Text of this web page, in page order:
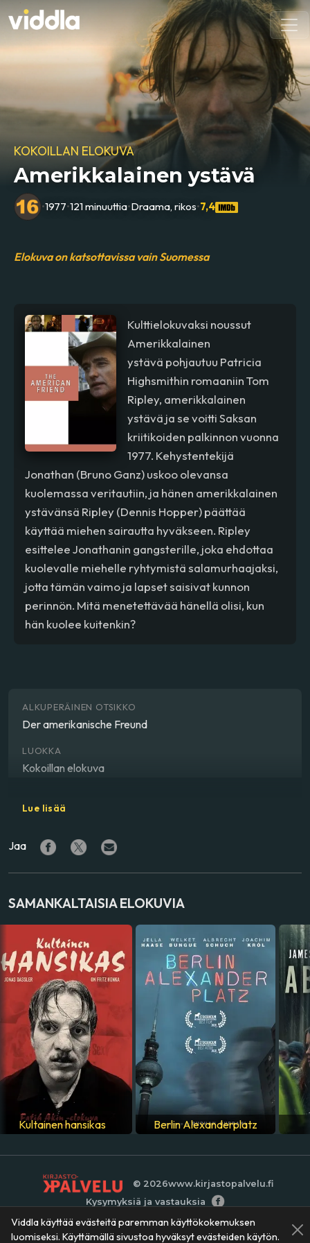
KOKOILLAN ELOKUVA
Amerikkalainen ystävä
•1977•121 minuuttia•Draama, rikos•7,4
Elokuva on katsottavissa vain Suomessa
Kulttielokuvaksi noussut
Amerikkalainen
ystävä pohjautuu Patricia
Highsmithin romaaniin Tom
Ripley, amerikkalainen
ystävä ja se voitti Saksan
kriitikoiden palkinnon vuonna
1977. Kehystentekijä
Jonathan (Bruno Ganz) uskoo olevansa
kuolemassa veritautiin, ja hänen amerikkalainen
ystävänsä Ripley (Dennis Hopper) päättää
käyttää miehen sairautta hyväkseen. Ripley
esittelee Jonathanin gangsterille, joka ehdottaa
kuolevalle miehelle ryhtymistä salamurhaajaksi,
jotta tämän vaimo ja lapset saisivat kunnon
perinnön. Mitä menetettävää hänellä olisi, kun
hän kuolee kuitenkin?
ALKUPERÄINEN OTSIKKO
Der amerikanische Freund
LUOKKA
Kokoillan elokuva
Draama, rikos
OHJAAJA
Bruno Ganz ,Nicholas Ray,Lisa Kreuzer
Dennis Hopper
VALMISTUSMAA
Saksa
ÄÄNIRAIDAT
englanti
Lue lisää
Jaa
SAMANKALTAISIA ELOKUVIA
Kultainen hansikas Berlin Alexanderplatz
© 2026www.kirjastopalvelu.fi
Kysymyksiä ja vastauksia
Viddla käyttää evästeitä paremman käyttökokemuksen
luomiseksi. Käyttämällä sivustoa hyväksyt evästeiden käytön.